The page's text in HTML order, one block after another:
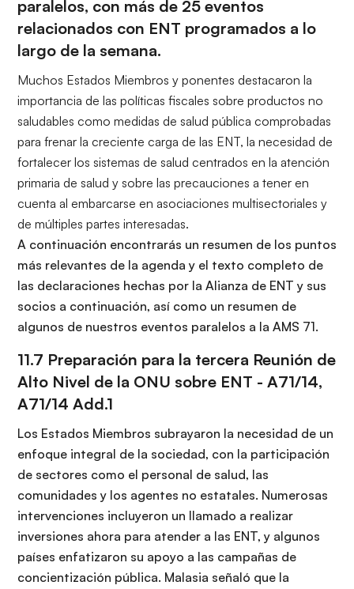
paralelos, con más de 25 eventos
relacionados con ENT programados a lo
largo de la semana.
Muchos Estados Miembros y ponentes destacaron la
importancia de las políticas fiscales sobre productos no
saludables como medidas de salud pública comprobadas
para frenar la creciente carga de las ENT, la necesidad de
fortalecer los sistemas de salud centrados en la atención
primaria de salud y sobre las precauciones a tener en
cuenta al embarcarse en asociaciones multisectoriales y
de múltiples partes interesadas.
A continuación encontrarás un resumen de los puntos
más relevantes de la agenda y el texto completo de
las declaraciones hechas por la Alianza de ENT y sus
socios a continuación, así como un resumen de
algunos de nuestros eventos paralelos a la AMS 71.
11.7 Preparación para la tercera Reunión de
Alto Nivel de la ONU sobre ENT - A71/14,
A71/14 Add.1
Los Estados Miembros subrayaron la necesidad de un
enfoque integral de la sociedad, con la participación
de sectores como el personal de salud, las
comunidades y los agentes no estatales. Numerosas
intervenciones incluyeron un llamado a realizar
inversiones ahora para atender a las ENT, y algunos
países enfatizaron su apoyo a las campañas de
concientización pública. Malasia señaló que la